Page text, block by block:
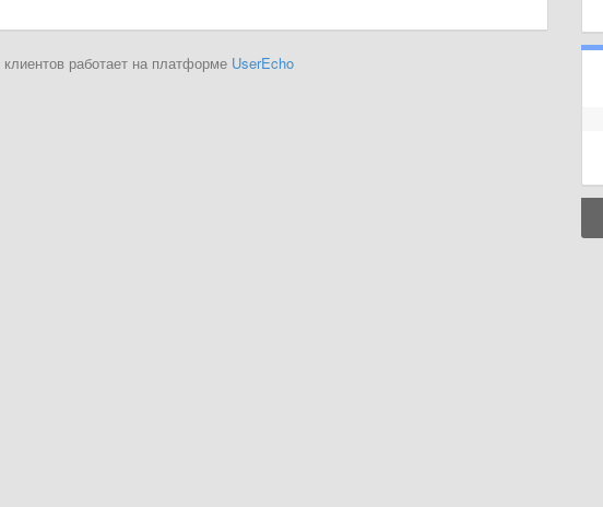
работает на платформе UserEcho